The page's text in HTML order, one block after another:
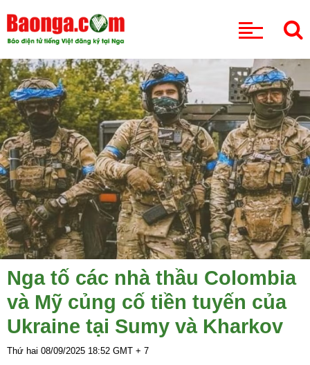
Nga tố các nhà thầu Colombia
và Mỹ củng cố tiền tuyến của
Ukraine tại Sumy và Kharkov
Thứ hai 08/09/2025 18:52 GMT + 7